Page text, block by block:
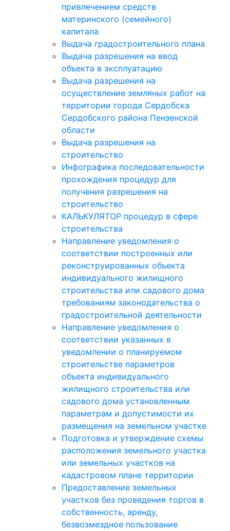
привлечением средств
материнского (семейного)
капитала
Выдача градостроительного плана
Выдача разрешения на ввод
объекта в эксплуатацию
Выдача разрешения на
осуществление земляных работ на
территории города Сердобска
Сердобского района Пензенской
области
Выдача разрешения на
строительство
Инфографика последовательности
прохождения процедур для
получения разрешения на
строительство
КАЛЬКУЛЯТОР процедур в сфере
строительства
Направление уведомления о
соответствии построенных или
реконструированных объекта
индивидуального жилищного
строительства или садового дома
требованиям законодательства о
градостроительной деятельности
Направление уведомления о
соответствии указанных в
уведомлении о планируемом
строительстве параметров
объекта индивидуального
жилищного строительства или
садового дома установленным
параметрам и допустимости их
размещения на земельном участке
Подготовка и утверждение схемы
расположения земельного участка
или земельных участков на
кадастровом плане территории
Предоставление земельных
участков без проведения торгов в
собственность, аренду,
безвозмездное пользование